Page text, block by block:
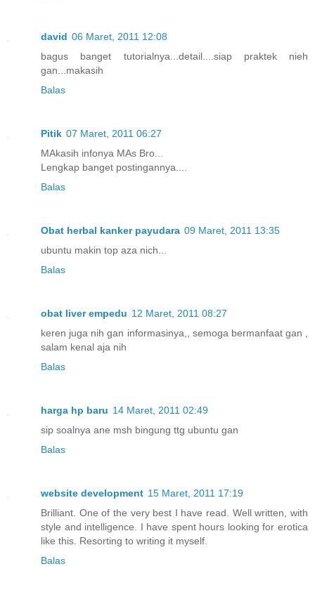
david 06 Maret, 2011 12:08
bagus banget tutorialnya...detail....siap praktek nieh
gan...makasih
Balas
Pitik 07 Maret, 2011 06:27
MAkasih infonya MAs Bro...
Lengkap banget postingannya....
Balas
Obat herbal kanker payudara 09 Maret, 2011 13:35
ubuntu makin top aza nich...
Balas
obat liver empedu 12 Maret, 2011 08:27
keren juga nih gan informasinya,, semoga bermanfaat gan ,
salam kenal aja nih
Balas
harga hp baru 14 Maret, 2011 02:49
sip soalnya ane msh bingung ttg ubuntu gan
Balas
website development 15 Maret, 2011 17:19
Brilliant. One of the very best I have read. Well written, with
style and intelligence. I have spent hours looking for erotica
like this. Resorting to writing it myself.
Balas